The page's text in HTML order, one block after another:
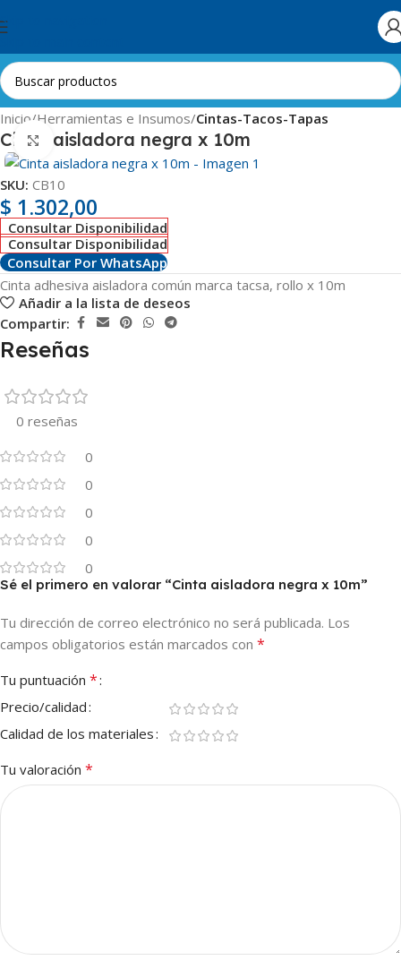
Skip to navigation
Inicio Herramientas e Insumos Cintas-Tacos-Tapas
Cinta aisladora negra x 10m
Clic para ampliar
SKU: CB10
$ 1.302,00
Consultar Disponibilidad
Consultar Disponibilidad
Consultar Por WhatsApp
Cinta adhesiva aisladora común marca tacsa, rollo x 10m
Añadir a la lista de deseos
Compartir:
Reseñas
0 reseñas
0
0
0
0
0
Sé el primero en valorar “Cinta aisladora negra x 10m”
Tu dirección de correo electrónico no será publicada. Los
campos obligatorios están marcados con *
Tu puntuación *
Precio/calidad
Calidad de los materiales
Tu valoración *